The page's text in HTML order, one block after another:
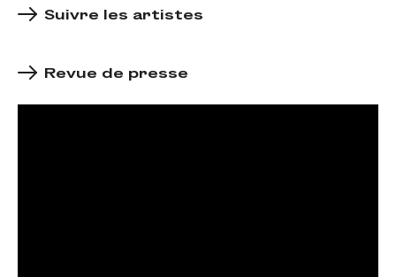
Suivre les artistes
Revue de presse